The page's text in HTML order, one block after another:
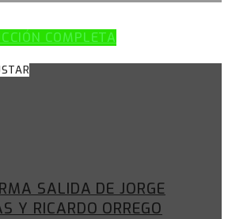
COMPLETA
SALIDA DE JORGE
Y RICARDO ORREGO